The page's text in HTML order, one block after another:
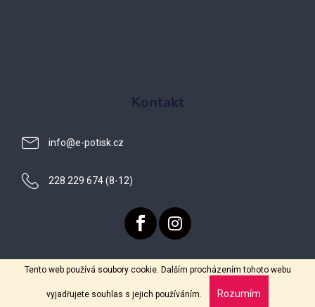
Tento web používá soubory cookie. Dalším procházením tohoto webu
vyjadřujete souhlas s jejich používáním. Rozumím
Výrobní kapacity se plní. Objednejte ještě dnes!
Kontakt
info@e-potisk.cz
228 229 674 (8-12)
Vytvořil Shoptet
Copyright 2026
E-potisk.cz